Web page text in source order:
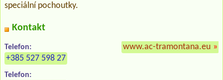
speciální pochoutky.
Kontakt
Telefon:
+385 527 598 27
Telefon:
www.ac-tramontana.eu »